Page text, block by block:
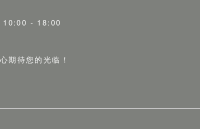
10:00 - 18:00
期待您的光临！